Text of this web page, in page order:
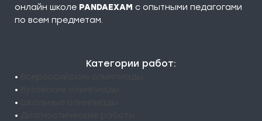
онлайн школе PANDAEXAM c опытными педагогами
по всем предметам.
Категории работ:
•
•
•
•